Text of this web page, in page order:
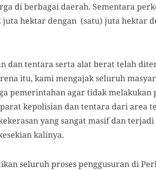
di berbagai daerah. Sementara
juta hektar dengan (satu) juta hektar
dan tentara serta alat berat telah
itu, kami mengajak seluruh
pemerintahan agar tidak melakukan
kepolisian dan tentara dari area
yang sangat masif dan
kalinya.
seluruh proses penggusuran di